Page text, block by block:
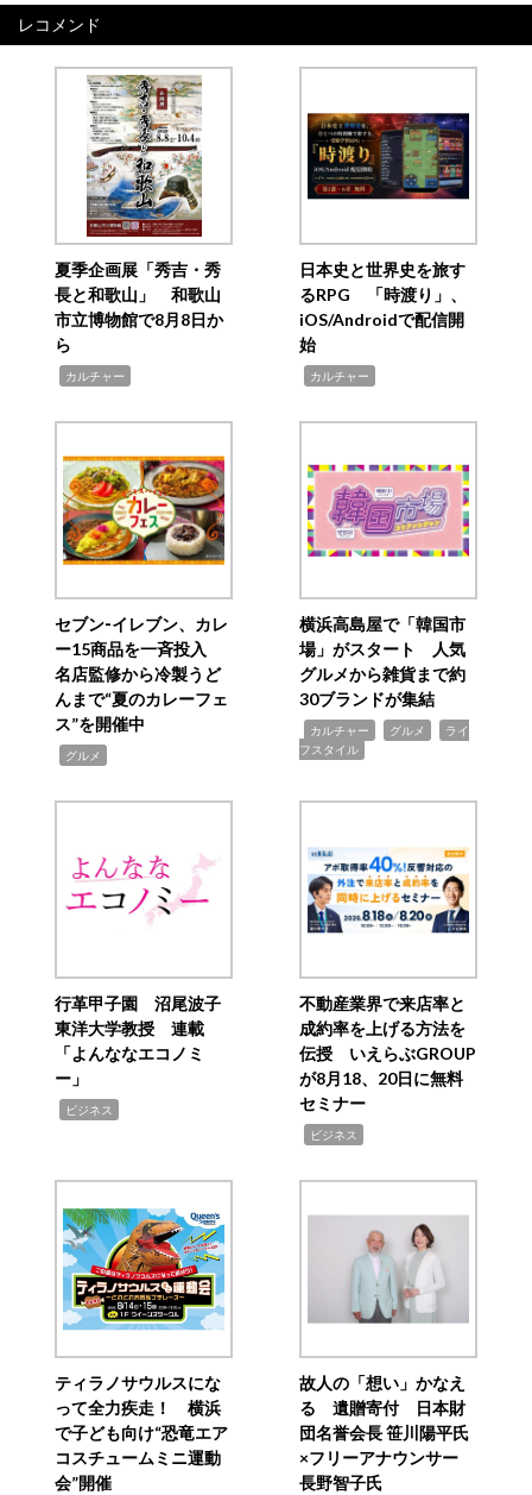
レコメンド
夏季企画展「秀吉・秀
長と和歌山」 和歌山
市立博物館で8月8日か
ら
カルチャー
日本史と世界史を旅す
るRPG 「時渡り」、
iOS/Androidで配信開
始
カルチャー
セブン‐イレブン、カレ
ー15商品を一斉投入
名店監修から冷製うど
んまで“夏のカレーフェ
ス”を開催中
グルメ
横浜高島屋で「韓国市
場」がスタート 人気
グルメから雑貨まで約
30ブランドが集結
カルチャー グルメ
ライ
フスタイル
行革甲子園 沼尾波子
東洋大学教授 連載
「よんななエコノミ
ー」
ビジネス
不動産業界で来店率と
成約率を上げる方法を
伝授 いえらぶGROUP
が8月18、20日に無料
セミナー
ビジネス
ティラノサウルスにな
って全力疾走！ 横浜
で子ども向け“恐竜エア
コスチュームミニ運動
会”開催
故人の「想い」かなえ
る 遺贈寄付 日本財
団名誉会長 笹川陽平氏
×フリーアナウンサー
長野智子氏